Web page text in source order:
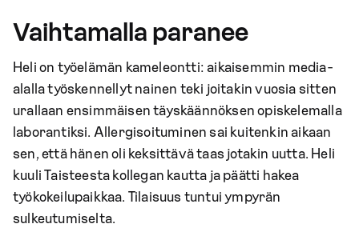
Vaihtamalla paranee
Heli on työelämän kameleontti: aikaisemmin media-
alalla työskennellyt nainen teki joitakin vuosia sitten
urallaan ensimmäisen täyskäännöksen opiskelemalla
laborantiksi. Allergisoituminen sai kuitenkin aikaan
sen, että hänen oli keksittävä taas jotakin uutta. Heli
kuuli Taisteesta kollegan kautta ja päätti hakea
työkokeilupaikkaa. Tilaisuus tuntui ympyrän
sulkeutumiselta.